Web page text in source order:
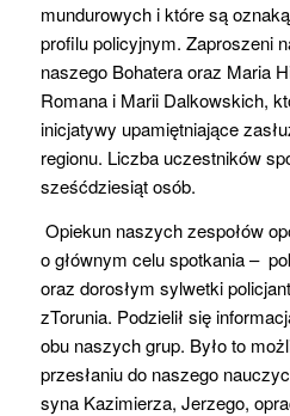
mundurowych i które są
profilu policyjnym. Zaproszeni
naszego Bohateraoraz Maria
Romana i Marii Dalkowskich,
inicjatywy upamiętniające
regionu. Liczba uczestników
sześćdziesiąt osób.
Opiekun naszych zespołów
ogłównym celu spotkania –
oraz dorosłym sylwetki
zTorunia. Podzielił się
obu naszychgrup. Było to
przesłaniu do naszego
syna Kazimierza, Jerzego,